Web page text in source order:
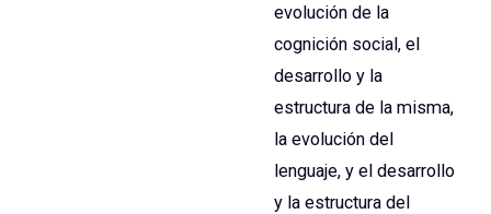
evolución de la
cognición social, el
desarrollo y la
estructura de la misma,
la evolución del
lenguaje, y el desarrollo
y la estructura del